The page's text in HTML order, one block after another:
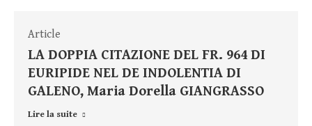
Article
LA DOPPIA CITAZIONE DEL FR. 964 DI
EURIPIDE NEL DE INDOLENTIA DI
GALENO, Maria Dorella GIANGRASSO
Lire la suite